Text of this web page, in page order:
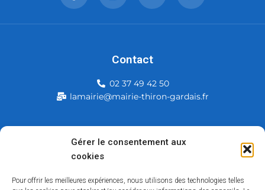
Gérer le consentement aux
cookies
Pour offrir les meilleures expériences, nous utilisons des technologies telles
Mairie de Thiron-Gardais
28480 Thiron-Gardais
Contact
02 37 49 42 50
lamairie@mairie-thiron-gardais.fr